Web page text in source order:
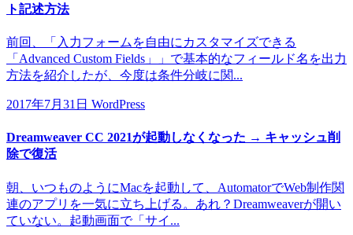
ト記述方法
前回、「入力フォームを自由にカスタマイズできる
「Advanced Custom Fields」」で基本的なフィールド名を出力
方法を紹介したが、今度は条件分岐に関...
2017年7月31日 WordPress
Dreamweaver CC 2021が起動しなくなった → キャッシュ削
除で復活
朝、いつものようにMacを起動して、AutomatorでWeb制作関
連のアプリを一気に立ち上げる。あれ？Dreamweaverが開い
ていない。起動画面で「サイ...